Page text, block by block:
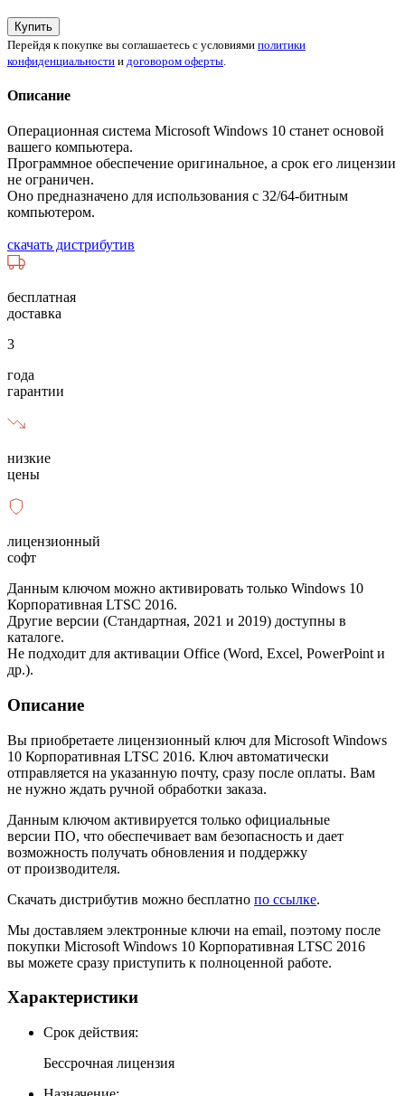
Купить
Перейдя к покупке вы соглашаетесь с условиями политики
конфиденциальности и договором оферты
Описание
Операционная система Microsoft Windows 10 станет основой
вашего компьютера.
Программное обеспечение оригинальное, а срок его лицензии
не ограничен.
Оно предназначено для использования с 32/64-битным
компьютером.
скачать дистрибутив
бесплатная
доставка
3
года
гарантии
низкие
цены
лицензионный
софт
Данным ключом можно активировать только Windows 10
Корпоративная LTSC 2016.
Другие версии (Стандартная, 2021 и 2019) доступны в
каталоге.
Не подходит для активации Office (Word, Excel, PowerPoint и
др.).
Описание
Вы приобретаете лицензионный ключ для Microsoft Windows
10 Корпоративная LTSC 2016. Ключ автоматически
отправляется на указанную почту, сразу после оплаты. Вам
не нужно ждать ручной обработки заказа.
Данным ключом активируется только официальные
версии ПО, что обеспечивает вам безопасность и дает
возможность получать обновления и поддержку
от производителя.
Скачать дистрибутив можно бесплатно по ссылке.
Мы доставляем электронные ключи на email, поэтому после
покупки Microsoft Windows 10 Корпоративная LTSC 2016
вы можете сразу приступить к полноценной работе.
Характеристики
Cрок действия:
Бессрочная лицензия